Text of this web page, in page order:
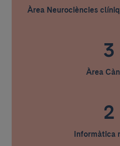
Àrea Neurociències
3
Àrea
2
Informàtica